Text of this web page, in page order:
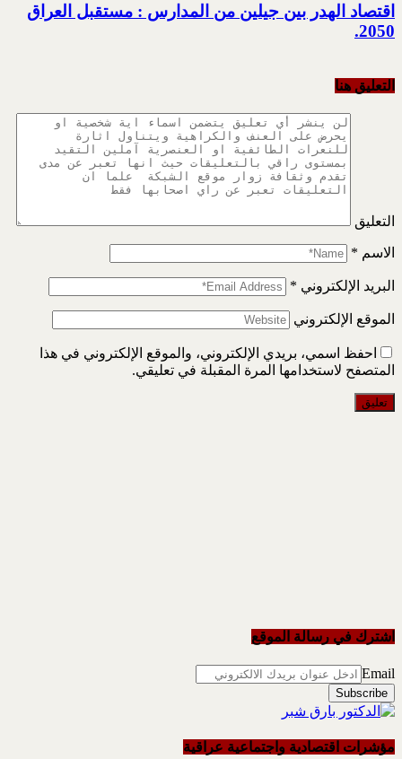
اقتصاد الهدر بين جيلين من المدارس : مستقبل العراق
2050‏‎.‎
التعليق هنا
التعليق
الاسم *
البريد الإلكتروني *
الموقع الإلكتروني
احفظ اسمي، بريدي الإلكتروني، والموقع الإلكتروني في هذا
المتصفح لاستخدامها المرة المقبلة في تعليقي.
اشترك في رسالة الموقع
Email
مؤشرات اقتصادية واجتماعية عراقية